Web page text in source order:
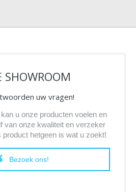
SHOWROOM
uw vragen!
u onze producten voelen en
van onze kwaliteit en verzeker
product hetgeen is wat u zoekt!
Bezoek ons!